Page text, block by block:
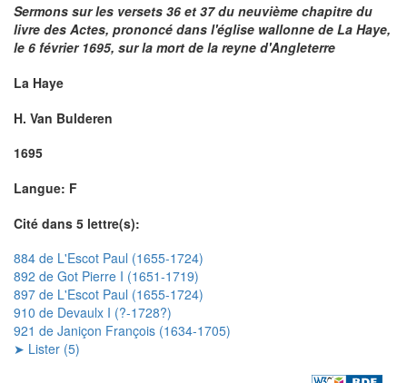
Sermons sur les versets 36 et 37 du neuvième chapitre du
livre des Actes, prononcé dans l'église wallonne de La Haye,
le 6 février 1695, sur la mort de la reyne d'Angleterre
La Haye
H. Van Bulderen
1695
Langue: F
Cité dans 5 lettre(s):
884 de L'Escot Paul (1655-1724)
892 de Got Pierre I (1651-1719)
897 de L'Escot Paul (1655-1724)
910 de Devaulx I (?-1728?)
921 de Janiçon François (1634-1705)
➤ Lister (5)